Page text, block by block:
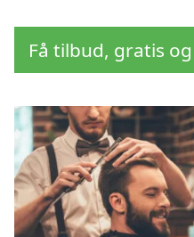
Få tilbud, gratis